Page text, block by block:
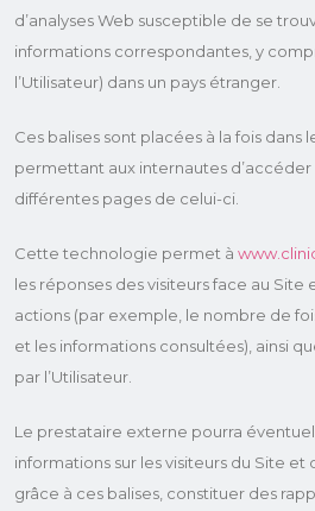
d’analyses Web susceptible de se
informations correspondantes, y
l’Utilisateur) dans un pays étranger.
Ces balises sont placées à la fois dans
permettant aux internautes d’accéder
différentes pages de celui-ci.
Cette technologie permet à
les réponses des visiteurs face au Site
actions (par exemple, le nombre de
et les informations consultées), ainsi
par l’Utilisateur.
Le prestataire externe pourra
informations sur les visiteurs du Site et
grâce à ces balises, constituer des